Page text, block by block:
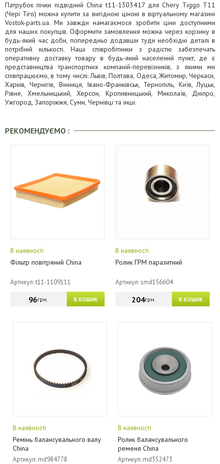
Патрубок пічки підвідний China t11-1303417 для Chery Tiggo T11
(Чері Тіго) можна купити за вигідною ціною в віртуальному магазині
Vostok-parts.ua. Ми завжди намагаємося зробити ціни доступними
для наших покупців. Оформити замовлення можна через корзину в
будь-який час доби, попередньо додавши туди необхідні деталі в
потрібній кількості. Наші співробітники з радістю забезпечать
оперативну доставку товару в будь-який населений пункт, де є
представництва транспортних компаній-перевізників, з якими ми
співпрацюємо, в тому числі: Львів, Полтава, Одеса, Житомир, Черкаси,
Харків, Чернігів, Вінниця, Івано-Франківськ, Тернопіль, Київ, Луцьк,
Рівне, Хмельницький, Херсон, Кропивницький, Миколаїв, Дніпро,
Ужгород, Запоріжжя, Суми, Чернівці та інші.
РЕКОМЕНДУЄМО :
В наявності
Фільтр повітряний China
Артикул: t11-1109111
В КОШИК
96грн.
В наявності
Ролик ГРМ паразитний
Артикул: smd156604
В КОШИК
204грн.
В наявності
Ремінь балансувального валу
China
Артикул: md984778
В наявності
Ролик балансувального
ременя China
Артикул: md352473